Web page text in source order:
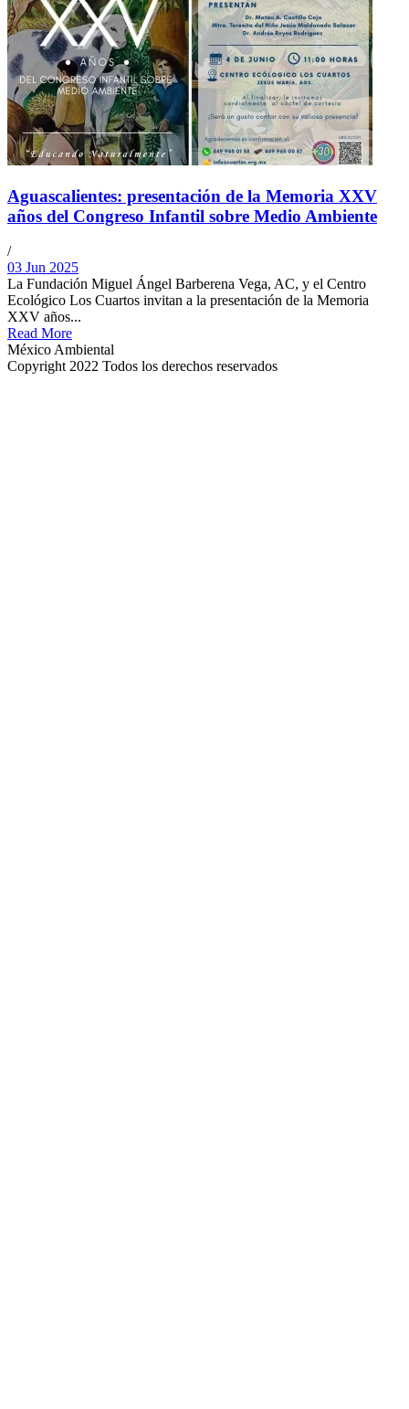
Aguascalientes: presentación de la Memoria XXV
años del Congreso Infantil sobre Medio Ambiente
/
03 Jun 2025
La Fundación Miguel Ángel Barberena Vega, AC, y el Centro
Ecológico Los Cuartos invitan a la presentación de la Memoria
XXV años...
Read More
México Ambiental
Copyright 2022 Todos los derechos reservados